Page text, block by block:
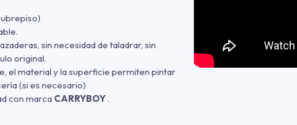
sin necesidad de taladrar, sin
original.
el material y la superficie permiten pintar
(si es necesario)
con marca CARRYBOY.